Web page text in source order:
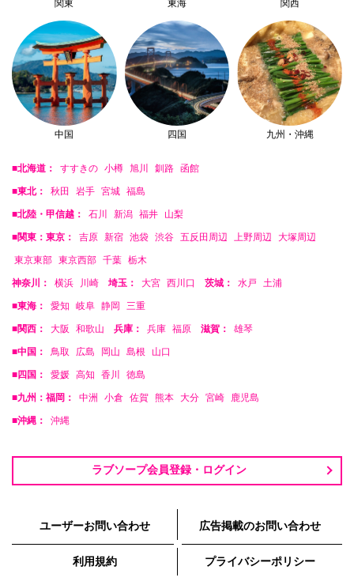
関東 東海 関西
中国 四国 九州・沖縄
■北海道： すすきの 小樽 旭川 釧路 函館
■東北： 秋田 岩手 宮城 福島
■北陸・甲信越： 石川 新潟 福井 山梨
■関東：東京： 吉原 新宿 池袋 渋谷 五反田周辺 上野周辺 大塚周辺
東京東部 東京西部 千葉 栃木
神奈川： 横浜 川崎 埼玉： 大宮 西川口 茨城： 水戸 土浦
■東海： 愛知 岐阜 静岡 三重
■関西： 大阪 和歌山 兵庫： 兵庫 福原 滋賀： 雄琴
■中国： 鳥取 広島 岡山 島根 山口
■四国： 愛媛 高知 香川 徳島
■九州：福岡： 中洲 小倉 佐賀 熊本 大分 宮崎 鹿児島
■沖縄： 沖縄
ラブソープ会員登録・ログイン
ユーザーお問い合わせ 広告掲載のお問い合わせ
利用規約 プライバシーポリシー